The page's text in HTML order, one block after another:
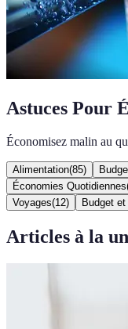
Astuces Pour
Économisez malin au
Alimentation(85)
Économies Quotidiennes
Voyages(12) Budget
Articles à la